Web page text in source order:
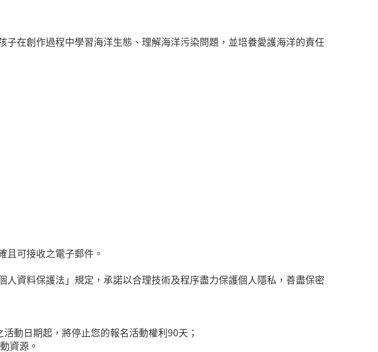
在創作過程中學習海洋生態、理解海洋污染問題，並培養愛護海洋的責任
且可接收之電子郵件。
資料保護法」規定，承諾以合理技術及程序盡力保護個人隱私，善盡保密
動日期起，將停止您的報名活動權利90天；
資源。